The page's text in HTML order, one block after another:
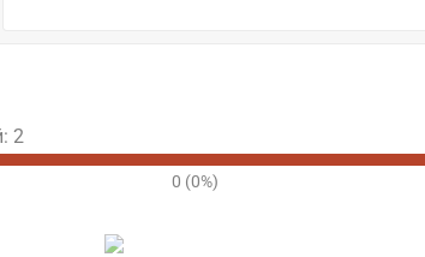
2
0 (0%)